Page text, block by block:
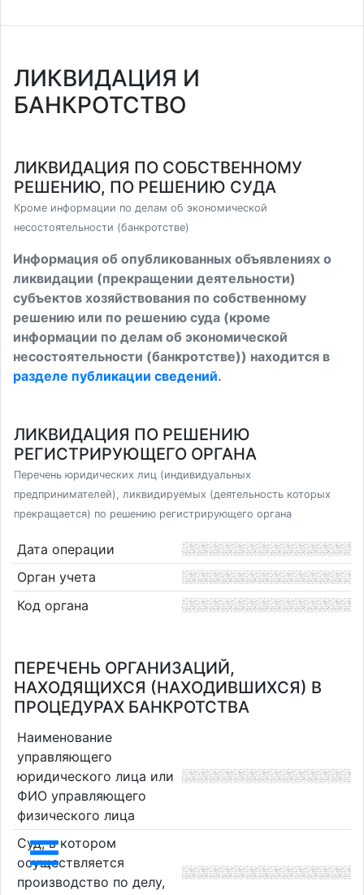
ЛИКВИДАЦИЯ И
БАНКРОТСТВО
ЛИКВИДАЦИЯ ПО СОБСТВЕННОМУ
РЕШЕНИЮ, ПО РЕШЕНИЮ СУДА
Кроме информации по делам об экономической
несостоятельности (банкротстве)
Информация об опубликованных объявлениях о
ликвидации (прекращении деятельности)
субъектов хозяйствования по собственному
решению или по решению суда (кроме
информации по делам об экономической
несостоятельности (банкротстве)) находится в
разделе публикации сведений.
ЛИКВИДАЦИЯ ПО РЕШЕНИЮ
РЕГИСТРИРУЮЩЕГО ОРГАНА
Перечень юридических лиц (индивидуальных
предпринимателей), ликвидируемых (деятельность которых
прекращается) по решению регистрирующего органа
Дата операции
Орган учета
Код органа
ПЕРЕЧЕНЬ ОРГАНИЗАЦИЙ,
НАХОДЯЩИХСЯ (НАХОДИВШИХСЯ) В
ПРОЦЕДУРАХ БАНКРОТСТВА
Наименование
управляющего
юридического лица или
ФИО управляющего
физического лица
Суд, в котором
осуществляется
производство по делу,